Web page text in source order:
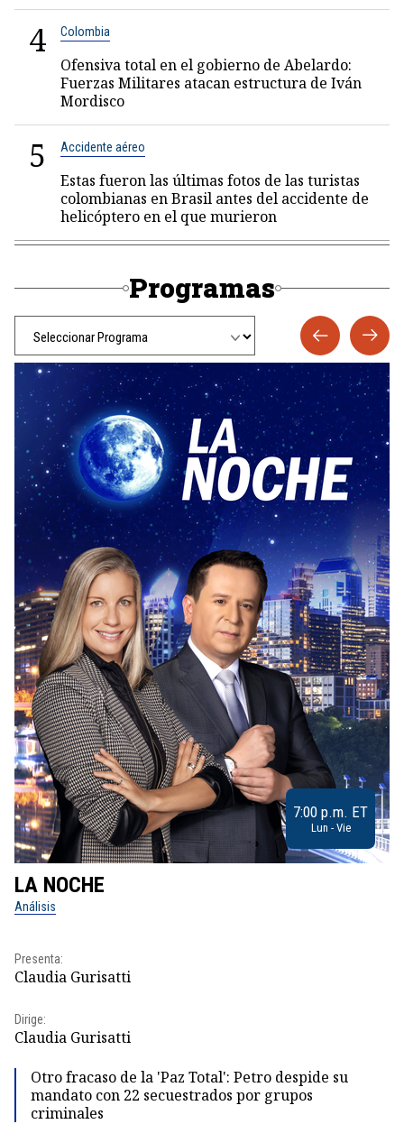
4 Colombia
Ofensiva total en el gobierno de Abelardo:
Fuerzas Militares atacan estructura de Iván
Mordisco
5 Accidente aéreo
Estas fueron las últimas fotos de las turistas
colombianas en Brasil antes del accidente de
helicóptero en el que murieron
Programas
7:00 p.m. ET
Lun - Vie
LA NOCHE
Análisis
Presenta:
Claudia Gurisatti
Dirige:
Claudia Gurisatti
Otro fracaso de la 'Paz Total': Petro despide su
mandato con 22 secuestrados por grupos
criminales